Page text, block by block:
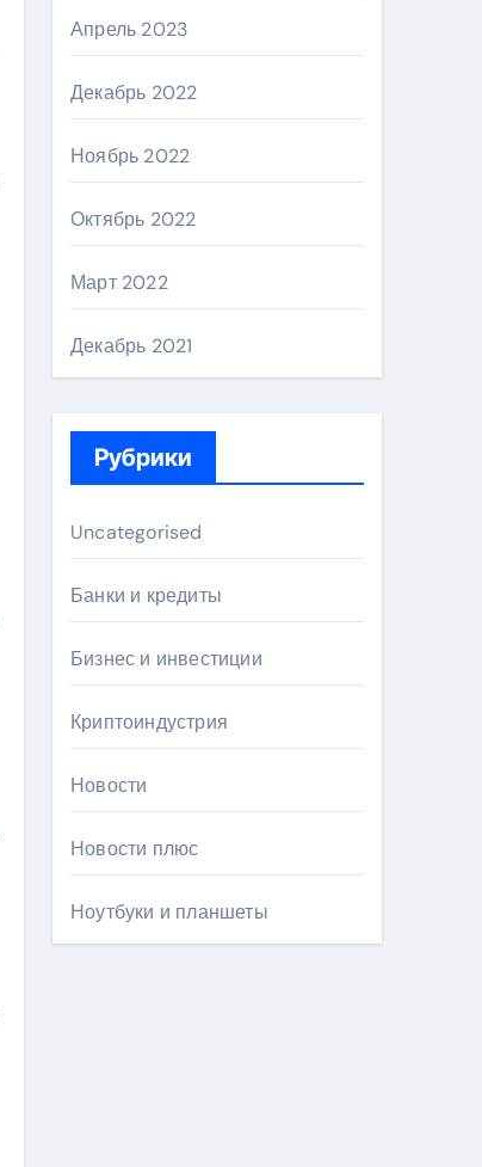
Апрель 2023
Декабрь 2022
Ноябрь 2022
Октябрь 2022
Март 2022
Декабрь 2021
Рубрики
Uncategorised
Банки и кредиты
Бизнес и инвестиции
Криптоиндустрия
Новости
Новости плюс
Ноутбуки и планшеты